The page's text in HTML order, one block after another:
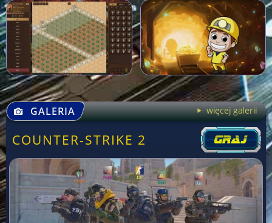
GALERIA więcej galerii
COUNTER-STRIKE 2